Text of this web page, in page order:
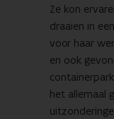
Ze kon
draaien in
voor haar
en ook
het allemaal